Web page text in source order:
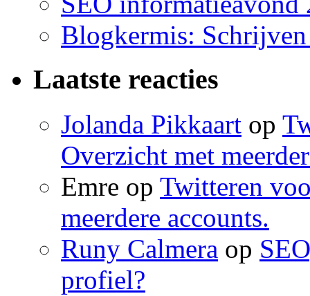
Blogkermis:
Laatste reacties
Jolanda Pikkaart op
Overzicht met
Emre op Twitteren
meerdere accounts.
Runy Calmera op
profiel?